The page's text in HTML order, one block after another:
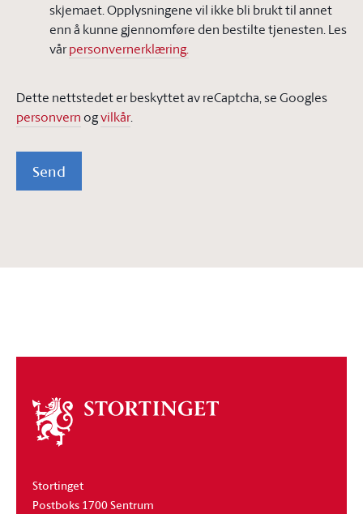
skjemaet. Opplysningene vil ikke bli brukt til annet
enn å kunne gjennomføre den bestilte tjenesten. Les
vårpersonvernerklæring.
Dette nettstedet er beskyttet av reCaptcha, se Googles
personvern ogvilkår.
Send
Om
stortinget
Stortinget
Postboks 1700 Sentrum